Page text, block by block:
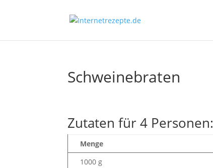
Schweinebraten
Zutaten für 4 Personen:
Menge
1000 g